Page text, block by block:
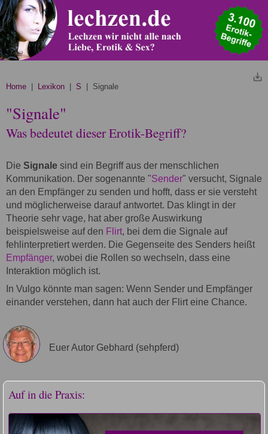
Home Lexikon S | Signale
"Signale"
Was bedeutet dieser Erotik-Begriff?
Die Signale sind ein Begriff aus der menschlichen
Kommunikation. Der sogenannte "Sender" versucht, Signale
an den Empfänger zu senden und hofft, dass er sie versteht
und möglicherweise darauf antwortet. Das klingt in der
Theorie sehr vage, hat aber große Auswirkung
beispielsweise auf den Flirt, bei dem die Signale auf
fehlinterpretiert werden. Die Gegenseite des Senders heißt
Empfänger, wobei die Rollen so wechseln, dass eine
Interaktion möglich ist.
In Vulgo könnte man sagen: Wenn Sender und Empfänger
einander verstehen, dann hat auch der Flirt eine Chance.
Euer Autor Gebhard (sehpferd)
Auf in die Praxis: